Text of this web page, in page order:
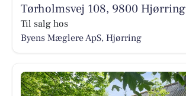
Tørholmsvej 108, 9800 Hjørring
Til salg hos
Byens Mæglere ApS, Hjørring